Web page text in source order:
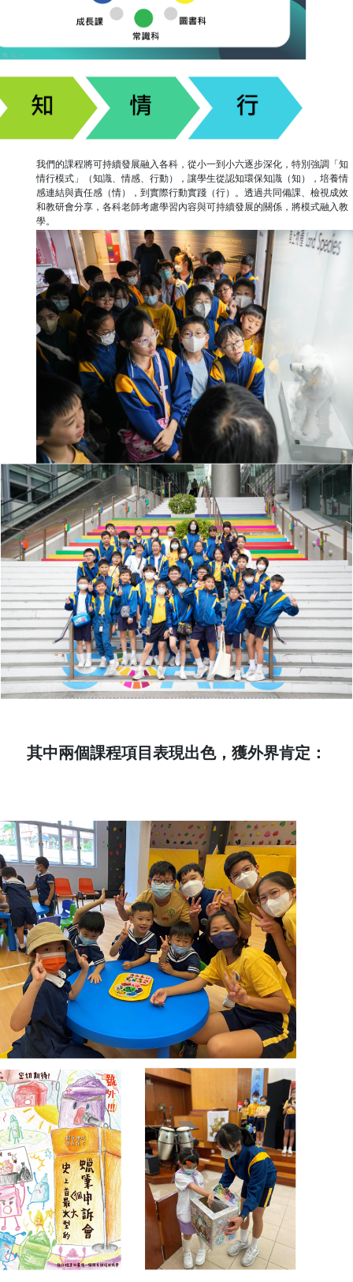
我們的課程將可持續發展融入各科，從小一到小六逐步深化，特別強調「知
情行模式」（知識、情感、行動），讓學生從認知環保知識（知），培養情
感連結與責任感（情），到實際行動實踐（行）。透過共同備課、檢視成效
和教研會分享，各科老師考慮學習內容與可持續發展的關係，將模式融入教
學。
其中兩個課程項目表現出色，獲外界肯定：